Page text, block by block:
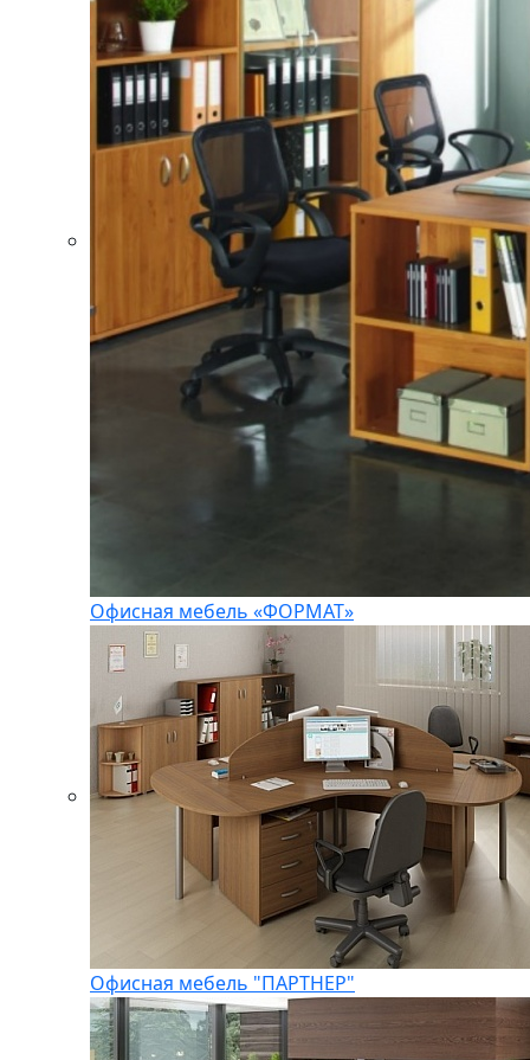
Офисная мебель «ФОРМАТ»
Офисная мебель "ПАРТНЕР"